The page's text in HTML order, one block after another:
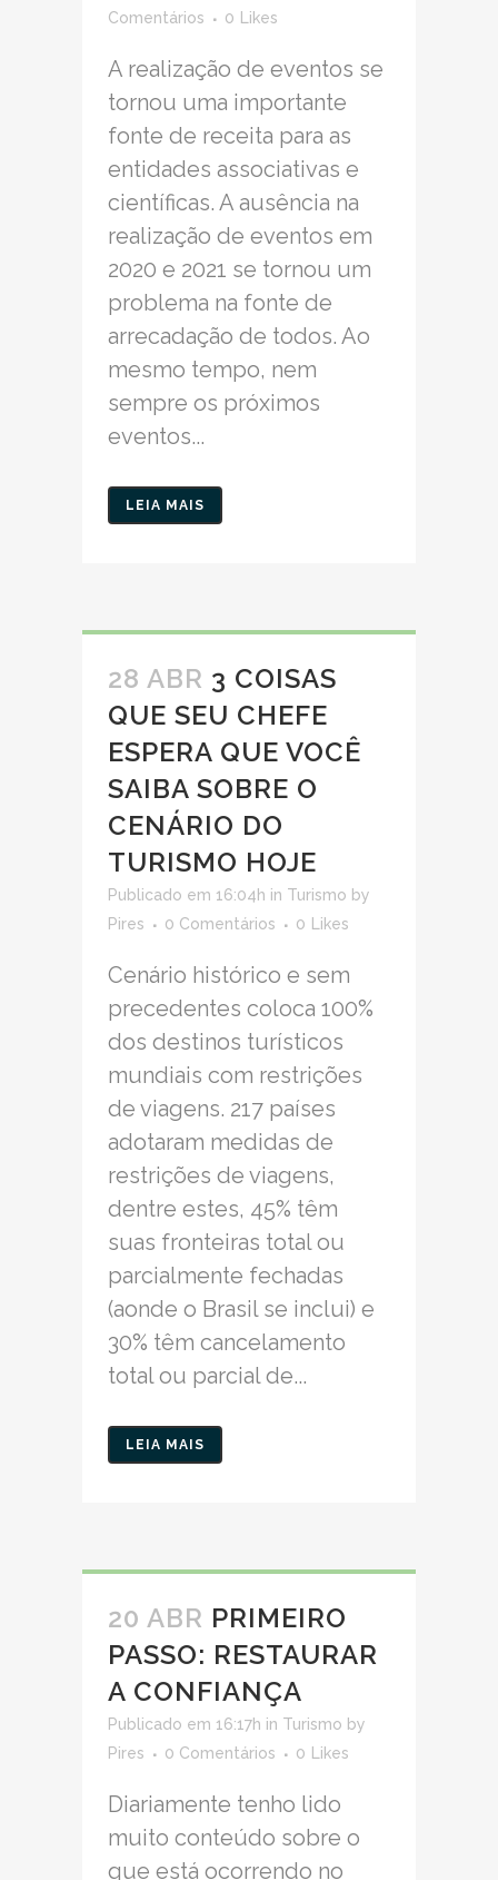
Comentários
0 Likes
A realização de eventos se
tornou uma importante
fonte de receita para as
entidades associativas e
científicas. A ausência na
realização de eventos em
2020 e 2021 se tornou um
problema na fonte de
arrecadação de todos. Ao
mesmo tempo, nem
sempre os próximos
eventos...
LEIA MAIS
28 ABR 3 COISAS
QUE SEU CHEFE
ESPERA QUE VOCÊ
SAIBA SOBRE O
CENÁRIO DO
TURISMO HOJE
Publicado em 16:04h in Turismo by
Pires
0 Comentários 0 Likes
Cenário histórico e sem
precedentes coloca 100%
dos destinos turísticos
mundiais com restrições
de viagens. 217 países
adotaram medidas de
restrições de viagens,
dentre estes, 45% têm
suas fronteiras total ou
parcialmente fechadas
(aonde o Brasil se inclui) e
30% têm cancelamento
total ou parcial de...
LEIA MAIS
20 ABR PRIMEIRO
PASSO: RESTAURAR
A CONFIANÇA
Publicado em 16:17h in Turismo by
Pires
0 Comentários 0 Likes
Diariamente tenho lido
muito conteúdo sobre o
que está ocorrendo no